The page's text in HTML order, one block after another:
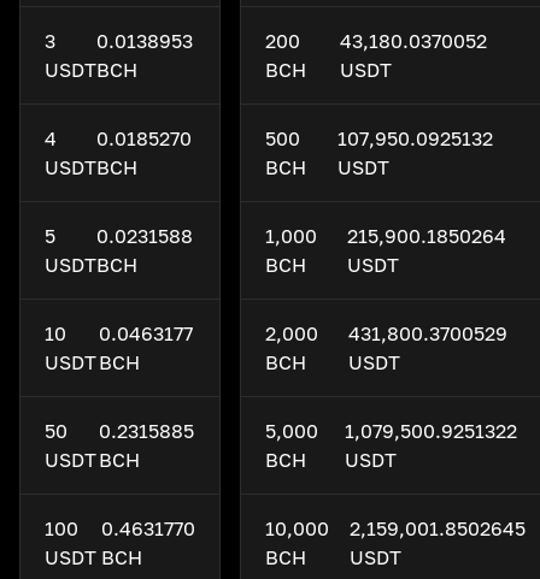
3
USDT
0.0138953
BCH
4
USDT
0.0185270
BCH
5
USDT
0.0231588
BCH
10
USDT
0.0463177
BCH
50
USDT
0.2315885
BCH
100
USDT
0.4631770
BCH
200
BCH
43,180.0370052
USDT
500
BCH
107,950.0925132
USDT
1,000
BCH
215,900.1850264
USDT
2,000
BCH
431,800.3700529
USDT
5,000
BCH
1,079,500.9251322
USDT
10,000
BCH
2,159,001.8502645
USDT